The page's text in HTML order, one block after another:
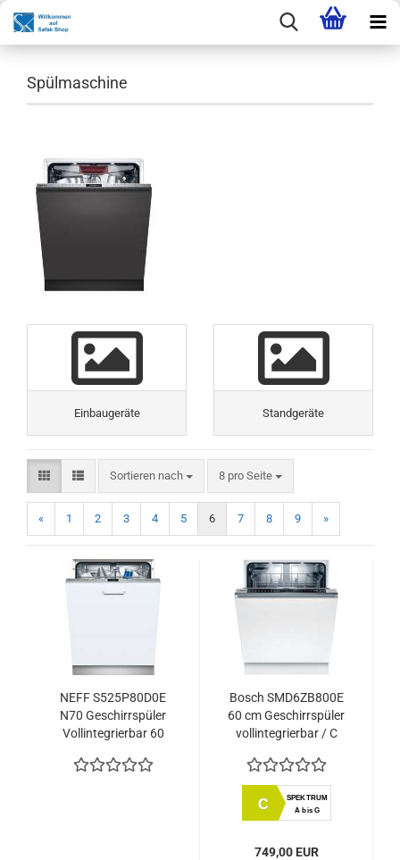
Spülmaschine
Einbaugeräte Standgeräte
Sortieren nach
Sortieren nach 8 pro Seite
pro Seite
« 1 2 3 4 5 6 7 8 9 »
NEFF S525P80D0E
N70 Geschirrspüler
Vollintegrierbar 60
Bosch SMD6ZB800E
60 cm Geschirrspüler
vollintegrierbar / C
C
SPEKTRUM
A bis G
749,00 EUR